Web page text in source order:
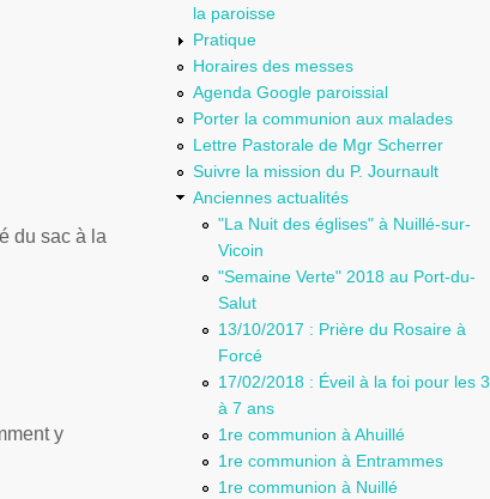
du sac à la
y
la paroisse
Pratique
Horaires des messes
Agenda Google paroissial
Porter la communion aux malades
Lettre Pastorale de Mgr Scherrer
Suivre la mission du P. Journault
Anciennes actualités
"La Nuit des églises" à Nuillé-sur-
Vicoin
"Semaine Verte" 2018 au Port-du-
Salut
13/10/2017 : Prière du Rosaire à
Forcé
17/02/2018 : Éveil à la foi pour les 3
à 7 ans
1re communion à Ahuillé
1re communion à Entrammes
1re communion à Nuillé